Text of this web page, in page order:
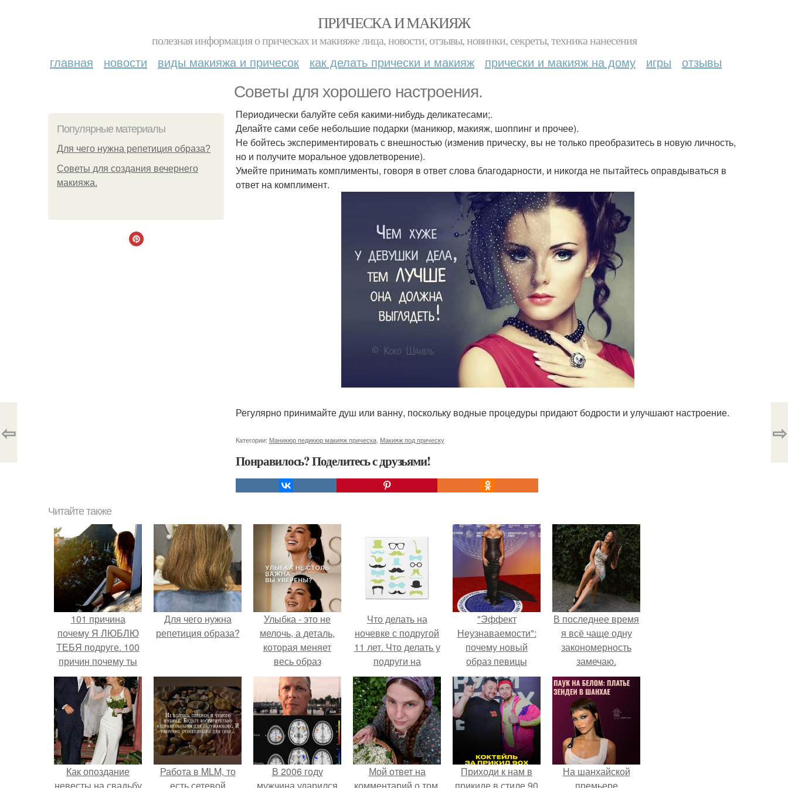
ПРИЧЕСКА И МАКИЯЖ
полезная информация о прическах и макияже лица, новости, отзывы, новинки, секреты, техника нанесения
главная новости виды макияжа и причесок как делать прически и макияж прически и макияж на дому игры отзывы
Советы для хорошего настроения.
Популярные материалы
Для чего нужна репетиция образа?
Советы для создания вечернего
макияжа.
Периодически балуйте себя какими-нибудь деликатесами;.
Делайте сами себе небольшие подарки (маникюр, макияж, шоппинг и прочее).
Не бойтесь экспериментировать с внешностью (изменив прическу, вы не только преобразитесь в новую личность,
но и получите моральное удовлетворение).
Умейте принимать комплименты, говоря в ответ слова благодарности, и никогда не пытайтесь оправдываться в
ответ на комплимент.
Регулярно принимайте душ или ванну, поскольку водные процедуры придают бодрости и улучшают настроение.
Категории: Маникюр педикюр макияж прическа Макияж под прическу
Понравилось? Поделитесь с друзьями!
⇦ ⇨
Читайте также
101 причина
почему Я ЛЮБЛЮ
ТЕБЯ подруге. 100
причин почему ты
моя лучшая
подруга.
Для чего нужна
репетиция образа?
Улыбка - это не
мелочь, а деталь,
которая меняет
весь образ
человека.
Что делать на
ночевке с подругой
11 лет. Что делать у
подруги на
ночёвке?
"Эффект
Неузнаваемости":
почему новый
образ певицы
вызвал споры о
гранях
возможного?
В последнее время
я всё чаще одну
закономерность
замечаю.
Как опоздание
Работа в MLM, то
В 2006 году
Мой ответ на
Приходи к нам в
На шанхайской